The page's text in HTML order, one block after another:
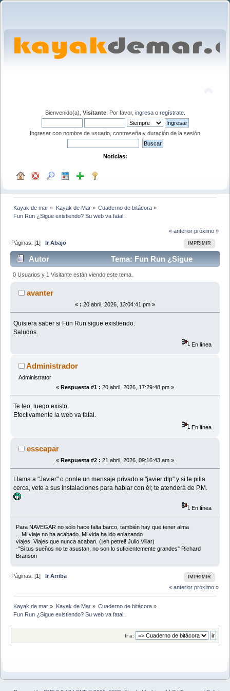
Bienvenido(a), Visitante. Por favor, ingresao regístrate.
Ingresar con nombre de usuario, contraseña y duración de la sesión
Noticias:
Kayak de mar » Kayak de Mar» Cuaderno de bitácora»
Fun Run ¿Sigue existiendo? Su web va fatal.
« anterior próximo »
IMPRIMIR
Páginas: [1]Ir Abajo
Autor
Tema: Fun Run ¿Sigue
existiendo? Su web va fatal. (Leído 7928 veces)
0 Usuarios y 1 Visitante están viendo este tema.
avanter
« : 20 abril, 2026, 13:04:41 pm »
Quisiera saber si Fun Run sigue existiendo.
Saludos.
En línea
Administrador
Administrator
« Respuesta #1 : 20 abril, 2026, 17:29:48 pm »
Te leo, luego existo.
Efectivamente la web va fatal.
En línea
esscapar
« Respuesta #2 : 21 abril, 2026, 09:16:43 am »
Llama a "Javier" o ponle un mensaje privado a "javier dlp" y si te pilla
cerca, vete a sus instalaciones para hablar con él; te atenderá de P.M.
En línea
Para NAVEGAR no sólo hace falta barco, también hay que tener alma
…Mi viaje no ha acabado. Mi vida ha ido enlazando
viajes. Viajes que nunca acaban. (¡eh petrel! Julio Villar)
-"Si tus sueños no te asustan, no son lo suficientemente grandes" Richard
Branson
IMPRIMIR
Páginas: [1]
Ir Arriba
« anterior próximo »
Kayak de mar » Kayak de Mar» Cuaderno de bitácora»
Fun Run ¿Sigue existiendo? Su web va fatal.
Ir a: